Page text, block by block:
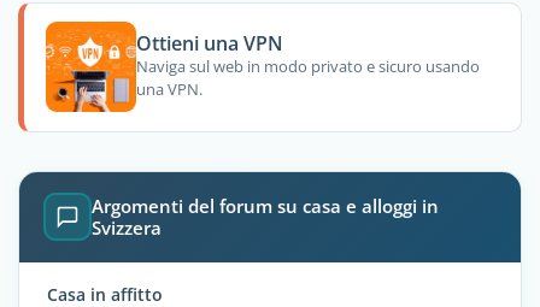
Ottieni una VPN
Naviga sul web in modo privato e sicuro usando
una VPN.
Argomenti del forum su casa e alloggi in
Svizzera
Casa in affitto